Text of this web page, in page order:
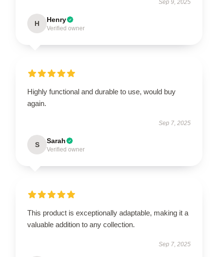
Sep 9, 2025
H Henry
Verified owner
Highly functional and durable to use, would buy
again.
Sep 7, 2025
S Sarah
Verified owner
This product is exceptionally adaptable, making it a
valuable addition to any collection.
Sep 7, 2025